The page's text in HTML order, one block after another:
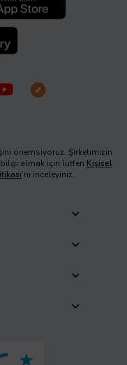
önemsiyoruz. Şirketimizin
bilgi almak için lütfen Kişisel
’nı inceleyiniz.